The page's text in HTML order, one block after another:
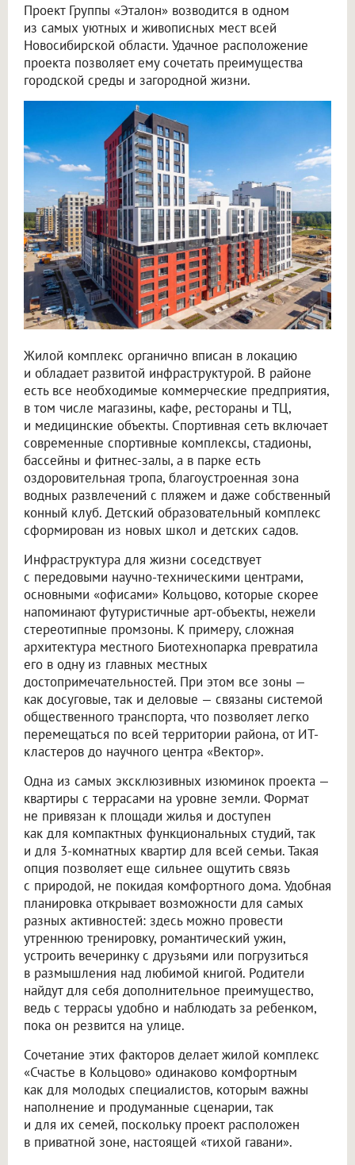
Проект Группы «Эталон» возводится в одном
из самых уютных и живописных мест всей
Новосибирской области. Удачное расположение
проекта позволяет ему сочетать преимущества
городской среды и загородной жизни.
Жилой комплекс органично вписан в локацию
и обладает развитой инфраструктурой. В районе
есть все необходимые коммерческие предприятия,
в том числе магазины, кафе, рестораны и ТЦ,
и медицинские объекты. Спортивная сеть включает
современные спортивные комплексы, стадионы,
бассейны и фитнес-залы, а в парке есть
оздоровительная тропа, благоустроенная зона
водных развлечений с пляжем и даже собственный
конный клуб. Детский образовательный комплекс
сформирован из новых школ и детских садов.
Инфраструктура для жизни соседствует
с передовыми научно-техническими центрами,
основными «офисами» Кольцово, которые скорее
напоминают футуристичные арт-объекты, нежели
стереотипные промзоны. К примеру, сложная
архитектура местного Биотехнопарка превратила
его в одну из главных местных
достопримечательностей. При этом все зоны —
как досуговые, так и деловые — связаны системой
общественного транспорта, что позволяет легко
перемещаться по всей территории района, от ИТ-
кластеров до научного центра «Вектор».
Одна из самых эксклюзивных изюминок проекта —
квартиры с террасами на уровне земли. Формат
не привязан к площади жилья и доступен
как для компактных функциональных студий, так
и для 3-комнатных квартир для всей семьи. Такая
опция позволяет еще сильнее ощутить связь
с природой, не покидая комфортного дома. Удобная
планировка открывает возможности для самых
разных активностей: здесь можно провести
утреннюю тренировку, романтический ужин,
устроить вечеринку с друзьями или погрузиться
в размышления над любимой книгой. Родители
найдут для себя дополнительное преимущество,
ведь с террасы удобно и наблюдать за ребенком,
пока он резвится на улице.
Сочетание этих факторов делает жилой комплекс
«Счастье в Кольцово» одинаково комфортным
как для молодых специалистов, которым важны
наполнение и продуманные сценарии, так
и для их семей, поскольку проект расположен
в приватной зоне, настоящей «тихой гавани».